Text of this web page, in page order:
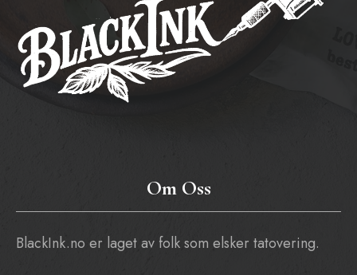
Om Oss
BlackInk.no er laget av folk som elsker tatovering.